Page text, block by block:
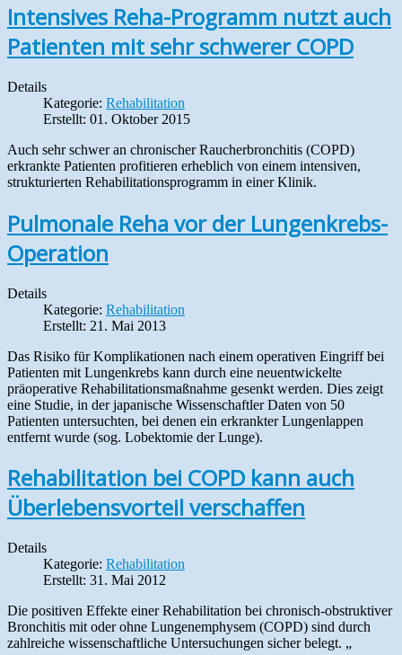
Intensives Reha-Programm nutzt auch
Patienten mit sehr schwerer COPD
Details
Kategorie: Rehabilitation
Erstellt: 01. Oktober 2015
Auch sehr schwer an chronischer Raucherbronchitis (COPD)
erkrankte Patienten profitieren erheblich von einem intensiven,
strukturierten Rehabilitationsprogramm in einer Klinik.
Pulmonale Reha vor der Lungenkrebs-
Operation
Details
Kategorie: Rehabilitation
Erstellt: 21. Mai 2013
Das Risiko für Komplikationen nach einem operativen Eingriff bei
Patienten mit Lungenkrebs kann durch eine neuentwickelte
präoperative Rehabilitationsmaßnahme gesenkt werden. Dies zeigt
eine Studie, in der japanische Wissenschaftler Daten von 50
Patienten untersuchten, bei denen ein erkrankter Lungenlappen
entfernt wurde (sog. Lobektomie der Lunge).
Rehabilitation bei COPD kann auch
Überlebensvorteil verschaffen
Details
Kategorie: Rehabilitation
Erstellt: 31. Mai 2012
Die positiven Effekte einer Rehabilitation bei chronisch-obstruktiver
Bronchitis mit oder ohne Lungenemphysem (COPD) sind durch
zahlreiche wissenschaftliche Untersuchungen sicher belegt. „